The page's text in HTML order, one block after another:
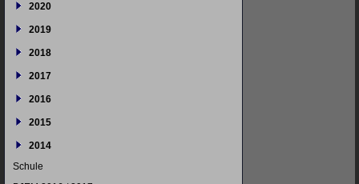
2020
2019
2018
2017
2016
2015
2014
Schule